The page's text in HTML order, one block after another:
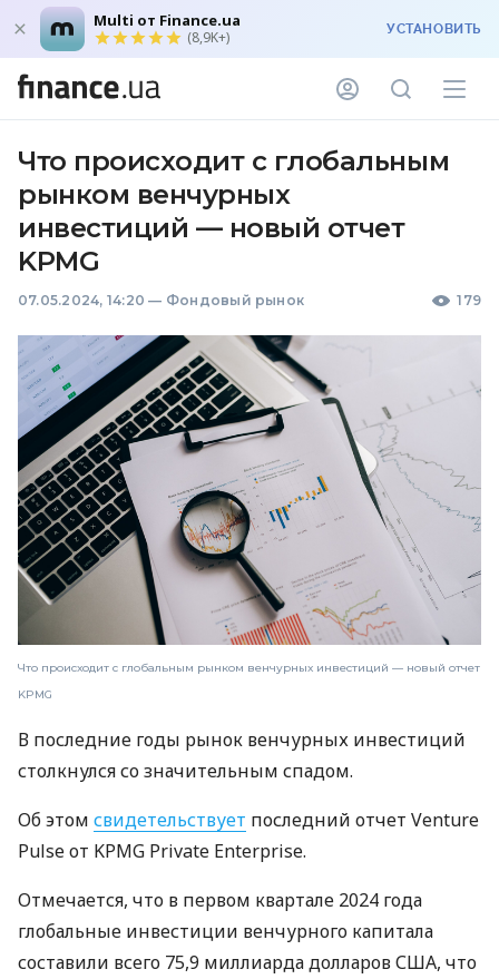
Multi от Finance.ua
(8,9K+) УСТАНОВИТЬ
Что происходит с глобальным
рынком венчурных
инвестиций — новый отчет
KPMG
07.05.2024, 14:20 — Фондовый рынок 179
Что происходит с глобальным рынком венчурных инвестиций — новый отчет
KPMG
В последние годы рынок венчурных инвестиций
столкнулся со значительным спадом.
Об этом свидетельствует последний отчет Venture
Pulse от KPMG Private Enterprise.
Отмечается, что в первом квартале 2024 года
глобальные инвестиции венчурного капитала
составили всего 75,9 миллиарда долларов США, что